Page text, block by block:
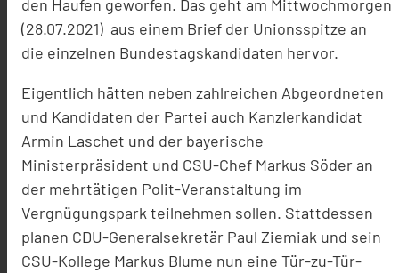
den Haufen geworfen. Das geht am Mittwochmorgen
(28.07.2021) aus einem Brief der Unionsspitze an
die einzelnen Bundestagskandidaten hervor.
Eigentlich hätten neben zahlreichen Abgeordneten
und Kandidaten der Partei auch Kanzlerkandidat
Armin Laschet und der bayerische
Ministerpräsident und CSU-Chef Markus Söder an
der mehrtätigen Polit-Veranstaltung im
Vergnügungspark teilnehmen sollen. Stattdessen
planen CDU-Generalsekretär Paul Ziemiak und sein
CSU-Kollege Markus Blume nun eine Tür-zu-Tür-